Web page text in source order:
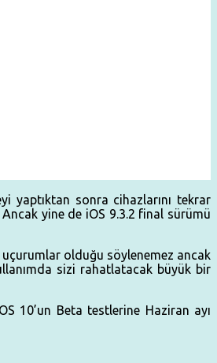
yaptıktan sonra cihazlarını tekrar
yine de iOS 9.3.2 final sürümü
uçurumlar olduğu söylenemez ancak
sizi rahatlatacak büyük bir
10’un Beta testlerine Haziran ayı